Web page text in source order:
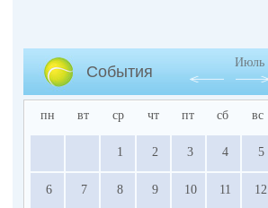
События
Июль
пн вт ср чт пт сб вс
1 2 3 4 5
6 7 8 9 10 11 12